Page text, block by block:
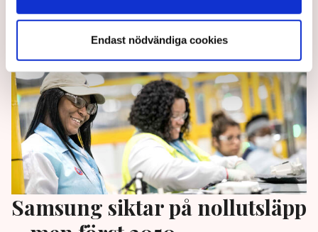
Endast nödvändiga cookies
Samsung siktar på nollutsläpp